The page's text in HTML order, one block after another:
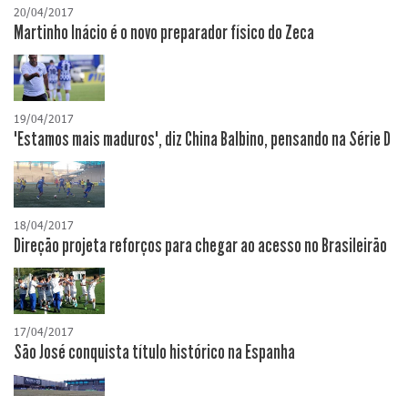
20/04/2017
Martinho Inácio é o novo preparador físico do Zeca
19/04/2017
"Estamos mais maduros", diz China Balbino, pensando na Série D
18/04/2017
Direção projeta reforços para chegar ao acesso no Brasileirão
17/04/2017
São José conquista título histórico na Espanha